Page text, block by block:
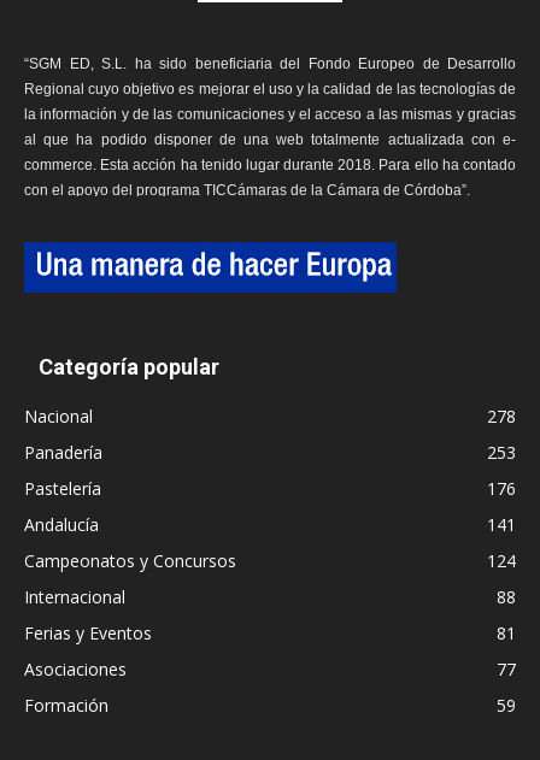
“SGM ED, S.L. ha sido beneficiaria del Fondo Europeo de Desarrollo
Regional cuyo objetivo es mejorar el uso y la calidad de las tecnologías de
la información y de las comunicaciones y el acceso a las mismas y gracias
al que ha podido disponer de una web totalmente actualizada con e-
commerce. Esta acción ha tenido lugar durante 2018. Para ello ha contado
con el apoyo del programa TICCámaras de la Cámara de Córdoba”.
Categoría popular
Nacional
278
Panadería
253
Pastelería
176
Andalucía
141
Campeonatos y Concursos
124
Internacional
88
Ferias y Eventos
81
Asociaciones
77
Formación
59